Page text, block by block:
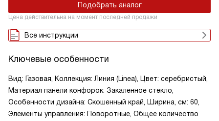
Подобрать аналог
Цена действительна на момент последней продажи
Все инструкции
Ключевые особенности
Вид: Газовая, Коллекция: Линия (Linea), Цвет: серебристый,
Материал панели конфорок: Закаленное стекло,
Особенности дизайна: Скошенный край, Ширина, см: 60,
Элементы управления: Поворотные, Общее количество